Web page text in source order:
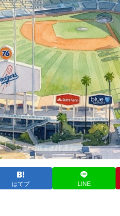
はてブ LINE